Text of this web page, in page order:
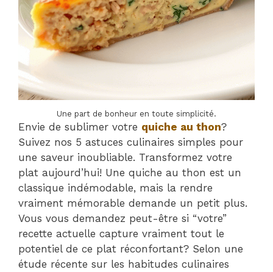
Une part de bonheur en toute simplicité.
Envie de sublimer votre quiche au thon?
Suivez nos 5 astuces culinaires simples pour
une saveur inoubliable. Transformez votre
plat aujourd’hui! Une quiche au thon est un
classique indémodable, mais la rendre
vraiment mémorable demande un petit plus.
Vous vous demandez peut-être si “votre”
recette actuelle capture vraiment tout le
potentiel de ce plat réconfortant? Selon une
étude récente sur les habitudes culinaires